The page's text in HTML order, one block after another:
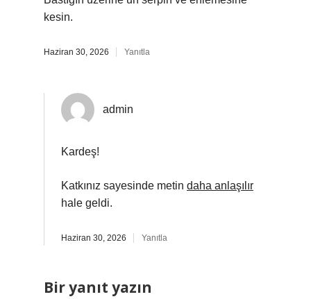
kesin.
Haziran 30, 2026 Yanıtla
admin
Kardeş!
Katkınız sayesinde metin daha anlaşılır
hale geldi.
Haziran 30, 2026 Yanıtla
Bir yanıt yazın